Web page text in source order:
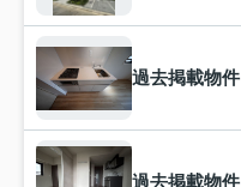
過去掲載物件
過去掲載物件